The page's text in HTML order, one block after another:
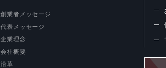
創業者メッセージ
代表メッセージ
企業理念
会社概要
沿革